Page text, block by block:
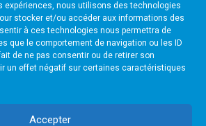
expériences, nous utilisons des technologies
stocker et/ou accéder aux informations des
à ces technologies nous permettra de
que le comportement de navigation ou les ID
de ne pas consentir ou de retirer son
un effet négatif sur certaines caractéristiques
Accepter
la-Prée